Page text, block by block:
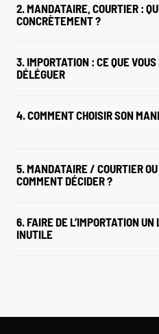
2. MANDATAIRE, COURTIER :
CONCRÈTEMENT ?
3. IMPORTATION : CE QUE
DÉLÉGUER
4. COMMENT CHOISIR SON
5. MANDATAIRE / COURTIER
COMMENT DÉCIDER ?
6. FAIRE DE L’IMPORTATION
INUTILE